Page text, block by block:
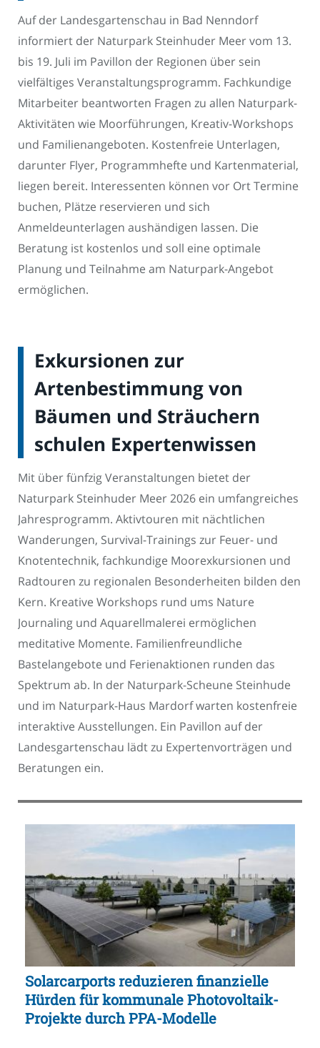
Auf der Landesgartenschau in Bad Nenndorf
informiert der Naturpark Steinhuder Meer vom 13.
bis 19. Juli im Pavillon der Regionen über sein
vielfältiges Veranstaltungsprogramm. Fachkundige
Mitarbeiter beantworten Fragen zu allen Naturpark-
Aktivitäten wie Moorführungen, Kreativ-Workshops
und Familienangeboten. Kostenfreie Unterlagen,
darunter Flyer, Programmhefte und Kartenmaterial,
liegen bereit. Interessenten können vor Ort Termine
buchen, Plätze reservieren und sich
Anmeldeunterlagen aushändigen lassen. Die
Beratung ist kostenlos und soll eine optimale
Planung und Teilnahme am Naturpark-Angebot
ermöglichen.
Exkursionen zur
Artenbestimmung von
Bäumen und Sträuchern
schulen Expertenwissen
Mit über fünfzig Veranstaltungen bietet der
Naturpark Steinhuder Meer 2026 ein umfangreiches
Jahresprogramm. Aktivtouren mit nächtlichen
Wanderungen, Survival-Trainings zur Feuer- und
Knotentechnik, fachkundige Moorexkursionen und
Radtouren zu regionalen Besonderheiten bilden den
Kern. Kreative Workshops rund ums Nature
Journaling und Aquarellmalerei ermöglichen
meditative Momente. Familienfreundliche
Bastelangebote und Ferienaktionen runden das
Spektrum ab. In der Naturpark-Scheune Steinhude
und im Naturpark-Haus Mardorf warten kostenfreie
interaktive Ausstellungen. Ein Pavillon auf der
Landesgartenschau lädt zu Expertenvorträgen und
Beratungen ein.
Solarcarports reduzieren finanzielle
Hürden für kommunale Photovoltaik-
Projekte durch PPA-Modelle